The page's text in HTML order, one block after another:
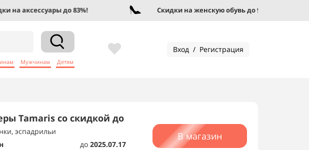
аксессуары до 83%! Скидки на женскую обувь до 95%!
Мужчинам Детям
Вход / Регистрация
Tamaris со скидкой до
эспадрильи
до 2025.07.17
В магазин